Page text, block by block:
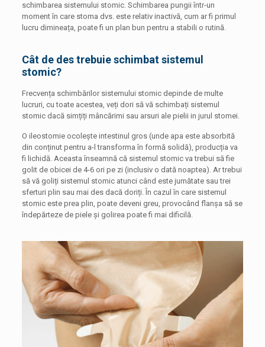
schimbarea sistemului stomic. Schimbarea pungii într-un
moment în care stoma dvs. este relativ inactivă, cum ar fi primul
lucru dimineața, poate fi un plan bun pentru a stabili o rutină.
Cât de des trebuie schimbat sistemul
stomic?
Frecvența schimbărilor sistemului stomic depinde de multe
lucruri, cu toate acestea, veți dori să vă schimbați sistemul
stomic dacă simțiți mâncărimi sau arsuri ale pielii in jurul stomei.
O ileostomie ocolește intestinul gros (unde apa este absorbită
din conținut pentru a-l transforma în formă solidă), producția va
fi lichidă. Aceasta înseamnă că sistemul stomic va trebui să fie
golit de obicei de 4-6 ori pe zi (inclusiv o dată noaptea). Ar trebui
să vă goliți sistemul stomic atunci când este jumătate sau trei
sferturi plin sau mai des dacă doriți. În cazul în care sistemul
stomic este prea plin, poate deveni greu, provocând flanșa să se
îndepărteze de piele și golirea poate fi mai dificilă.